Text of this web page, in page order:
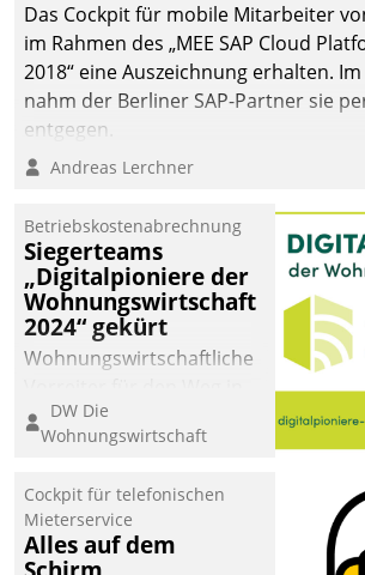
Das Cockpit für mobile Mitarbeiter
im Rahmen des „MEE SAP Cloud
2018“ eine Auszeichnung erhalten.
nahm der Berliner SAP-Partner sie
entgegen.
Andreas Lerchner
Betriebskostenabrechnung
Siegerteams
„Digitalpioniere der
Wohnungswirtschaft
2024“ gekürt
Wohnungswirtschaftliche
eine digitale Zukunft zu
finden, ist das Ziel des
der
Wohnungswirtschaft“.
Bewerben können sich
DW Die
Wohnungswirtschaft
Cockpit für telefonischen
Mieterservice
Alles auf dem